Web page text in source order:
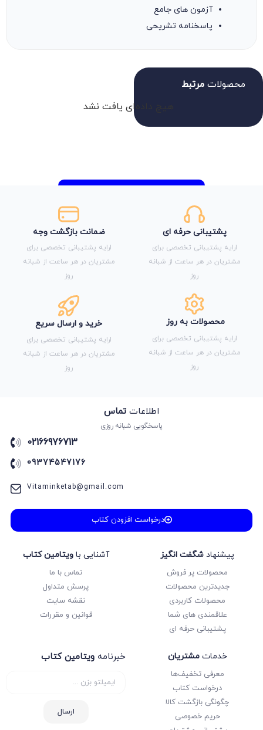
آزمون های جامع
پاسخنامه تشریحی
محصولات مرتبط
هیچ داده‌ای یافت نشد
پشتیبانی حرفه ای
ارایه پشتیبانی تخصصی برای
مشتریان در هر ساعت از شبانه
روز
ضمانت بازگشت وجه
ارایه پشتیبانی تخصصی برای
مشتریان در هر ساعت از شبانه
روز
محصولات به روز
ارایه پشتیبانی تخصصی برای
مشتریان در هر ساعت از شبانه
روز
خرید و ارسال سریع
ارایه پشتیبانی تخصصی برای
مشتریان در هر ساعت از شبانه
روز
پیشنهاد شگفت انگیز
محصولات پر فروش
جدیدترین محصولات
محصولات کاربردی
علاقمندی های شما
پشتیبانی حرفه ای
آشنایی باویتامین کتاب
تماس با ما
پرسش متداول
نقشه سایت
قوانین و مقررات
خدماتمشتریان
معرفی تخفیف‌ها
درخواست کتاب
چگونگی بازگشت کالا
حریم خصوصی
اطلاعات تماس
پاسخگویی شبانه روزی
02166976713
09374547176
Vitaminketab@gmail.com
درخواست افزودن کتاب
خبرنامه ویتامین کتاب
ارسال